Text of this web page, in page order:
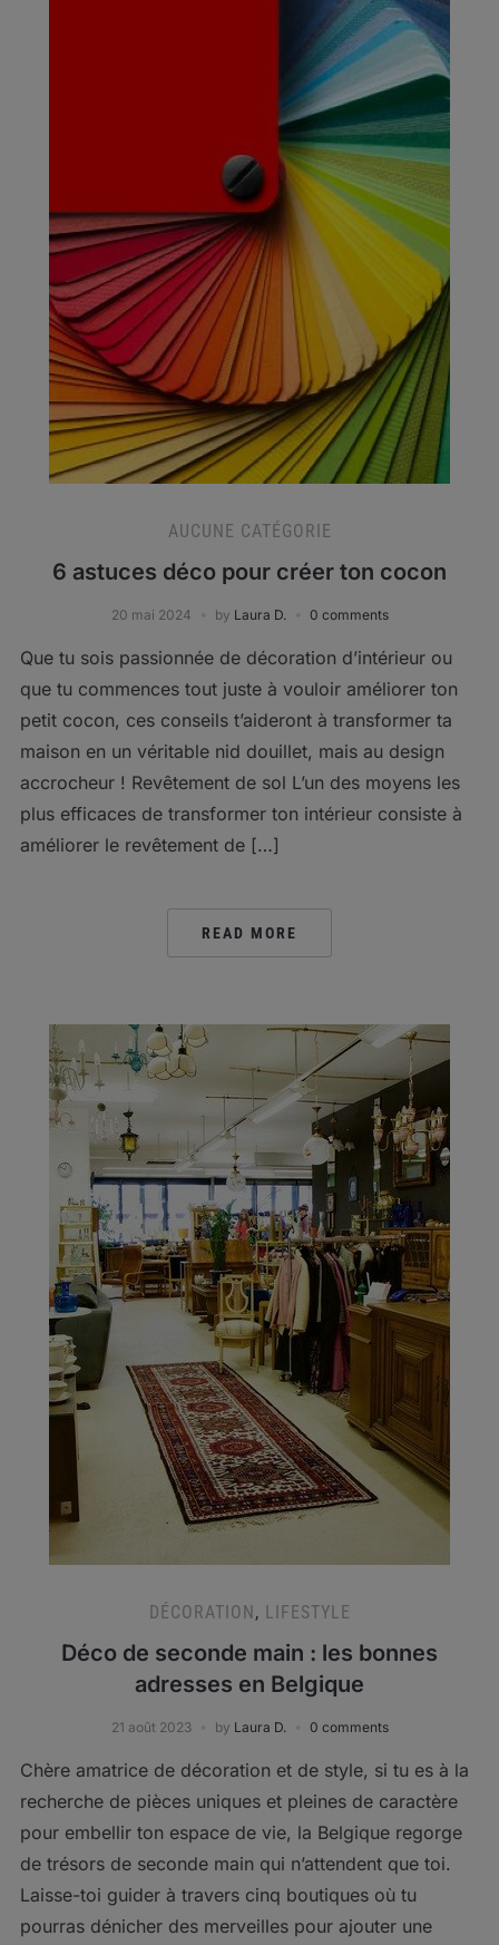
AUCUNE CATÉGORIE
6 astuces déco pour créer ton cocon
20 mai 2024 by Laura D. 0 comments
Que tu sois passionnée de décoration d’intérieur ou
que tu commences tout juste à vouloir améliorer ton
petit cocon, ces conseils t’aideront à transformer ta
maison en un véritable nid douillet, mais au design
accrocheur ! Revêtement de sol L’un des moyens les
plus efficaces de transformer ton intérieur consiste à
améliorer le revêtement de […]
READ MORE
DÉCORATION, LIFESTYLE
Déco de seconde main : les bonnes
adresses en Belgique
21 août 2023 by Laura D. 0 comments
Chère amatrice de décoration et de style, si tu es à la
recherche de pièces uniques et pleines de caractère
pour embellir ton espace de vie, la Belgique regorge
de trésors de seconde main qui n’attendent que toi.
Laisse-toi guider à travers cinq boutiques où tu
pourras dénicher des merveilles pour ajouter une